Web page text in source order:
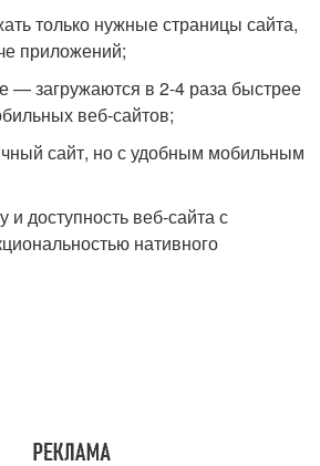
только нужные страницы сайта,
приложений;
— загружаются в 2-4 раза быстрее
веб-сайтов;
сайт, но с удобным мобильным
и доступность веб-сайта с
нативного